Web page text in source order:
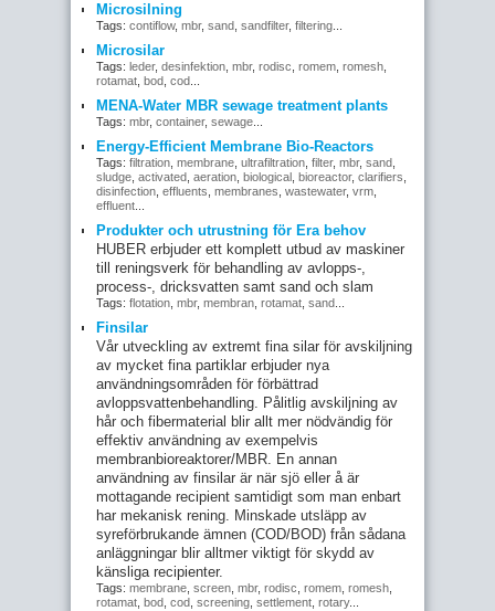
Microsilning
Tags: contiflow, mbr, sand sandfilter, filtering
Microsilar
Tags: leder, desinfektion mbr, rodisc romem romesh
rotamat bod cod
MENA-Water MBR sewage treatment plants
Tags: mbr, container, sewage
Energy-Efficient Membrane Bio-Reactors
Tags: filtration membrane ultrafiltration filter, mbr, sand
sludge activated aeration biological bioreactor, clarifiers
disinfection effluents membranes wastewater, vrm
effluent
Produkter och utrustning för Era behov
HUBER erbjuder ett komplett utbud av maskiner
till reningsverk för behandling av avlopps-,
process-, dricksvatten samt sand och slam
Tags: flotation mbr, membran rotamat sand
Finsilar
Vår utveckling av extremt fina silar för avskiljning
av mycket fina partiklar erbjuder nya
användningsområden för förbättrad
avloppsvattenbehandling. Pålitlig avskiljning av
hår och fibermaterial blir allt mer nödvändig för
effektiv användning av exempelvis
membranbioreaktorer/MBR. En annan
användning av finsilar är när sjö eller å är
mottagande recipient samtidigt som man enbart
har mekanisk rening. Minskade utsläpp av
syreförbrukande ämnen (COD/BOD) från sådana
anläggningar blir alltmer viktigt för skydd av
känsliga recipienter.
Tags: membrane screen mbr, rodisc romem romesh
rotamat bod cod screening settlement rotary...